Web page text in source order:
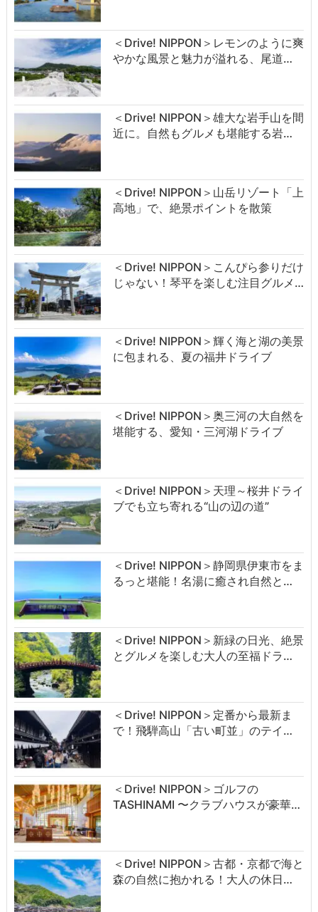
＜Drive! NIPPON＞レモンのように爽
やかな風景と魅力が溢れる、尾道…
＜Drive! NIPPON＞雄大な岩手山を間
近に。自然もグルメも堪能する岩…
＜Drive! NIPPON＞山岳リゾート「上
高地」で、絶景ポイントを散策
＜Drive! NIPPON＞こんぴら参りだけ
じゃない！琴平を楽しむ注目グルメ…
＜Drive! NIPPON＞輝く海と湖の美景
に包まれる、夏の福井ドライブ
＜Drive! NIPPON＞奥三河の大自然を
堪能する、愛知・三河湖ドライブ
＜Drive! NIPPON＞天理～桜井ドライ
ブでも立ち寄れる“山の辺の道”
＜Drive! NIPPON＞静岡県伊東市をま
るっと堪能！名湯に癒され自然と…
＜Drive! NIPPON＞新緑の日光、絶景
とグルメを楽しむ大人の至福ドラ…
＜Drive! NIPPON＞定番から最新ま
で！飛騨高山「古い町並」のテイ…
＜Drive! NIPPON＞ゴルフの
TASHINAMI 〜クラブハウスが豪華…
＜Drive! NIPPON＞古都・京都で海と
森の自然に抱かれる！大人の休日…